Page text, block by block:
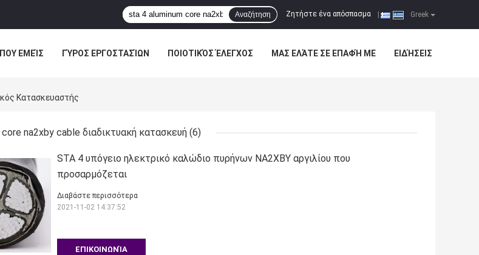
Greek
Ζητήστε ένα απόσπασμα
Αναζήτηση
ΕΜΕΊΣ ΓΎΡΟΣ ΕΡΓΟΣΤΑΣΊΩΝ ΠΟΙΟΤΙΚΌΣ ΈΛΕΓΧΟΣ ΜΑΣ ΕΛΆΤΕ ΣΕ ΕΠΑΦΉ ΜΕ ΕΙΔΉΣΕΙΣ
Κατασκευαστής
na2xby cable διαδικτυακή κατασκευή (6)
STA 4 υπόγειο ηλεκτρικό καλώδιο πυρήνων NA2XBY αργιλίου που
προσαρμόζεται
ΕΠΙΚΟΙΝΩΝΊΑ
Διαβάστε περισσότερα
2021-11-02 14:37:52